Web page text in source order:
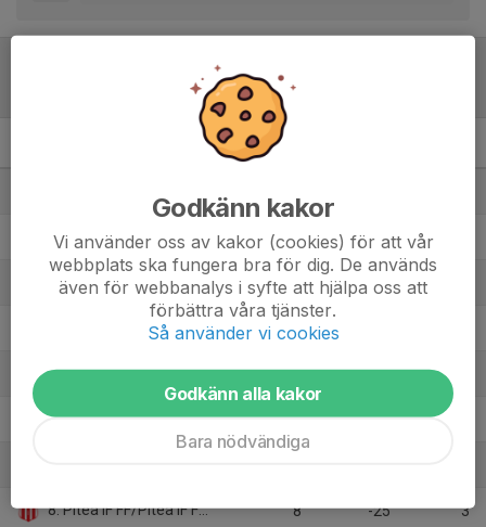
2. Älvsby IF 8 26
3. IFK Luleå/IFK Akademi 8 16
7
5. Alviks IK 7 -4
6. Haparanda FF 8 -2
8. Piteå IF FF/Piteå IF FF Akademi 8 -25 3
Godkänn kakor
Vi använder oss av kakor (cookies) för att vår
webbplats ska fungera bra för dig. De används
även för webbanalys i syfte att hjälpa oss att
förbättra våra tjänster.
Så använder vi cookies
Godkänn alla kakor
Bara nödvändiga